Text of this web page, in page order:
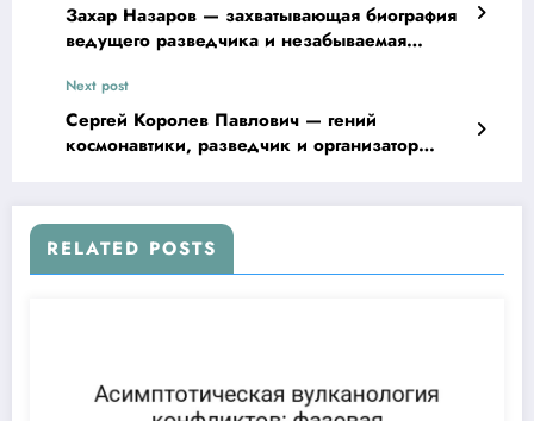
Захар Назаров — захватывающая биография
ведущего разведчика и незабываемая
Next post
Сергей Королев Павлович — гений
космонавтики, разведчик и организатор
RELATED POSTS